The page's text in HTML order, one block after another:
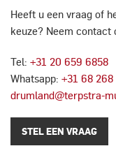
Heeft u een vraag of
keuze? Neem contact
Tel: +31 20 659 6858
Whatsapp: +31 68
drumland@terpstra-
STEL EEN VRAAG